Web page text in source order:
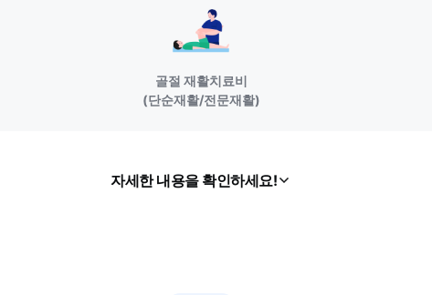
골절 재활치료비
(단순재활/전문재활)
자세한 내용을 확인하세요!